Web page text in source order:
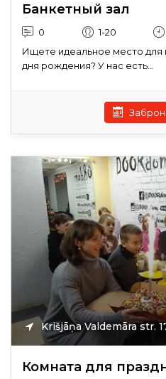
Банкетный зал
0 1-20
Ищете идеальное место для
дня рождения? У нас есть...
Krišjāņa Valdemāra str.
Комната для